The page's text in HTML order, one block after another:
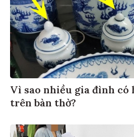
Vì sao nhiều gia đình có
trên bàn thờ?